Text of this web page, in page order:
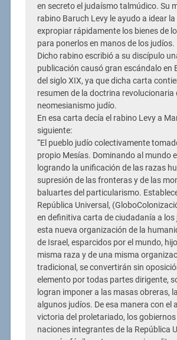
en secreto el judaísmo talmúdico. Su
rabino Baruch Levy le ayudo a idear
expropiar rápidamente los bienes de
para ponerlos en manos de los judíos.
Dicho rabino escribió a su discípulo
publicación causó gran escándalo en
del siglo XIX, ya que dicha carta
resumen de la doctrina revolucionaria
neomesianismo judío.
En esa carta decía el rabino Levy a
siguiente:
“El pueblo judío colectivamente
propio Mesías. Dominando al mundo
logrando la unificación de las razas
supresión de las fronteras y de las
baluartes del particularismo.
República Universal,
en definitiva carta de ciudadanía a los
esta nueva organización de la
de Israel, esparcidos por el mundo,
misma raza y de una misma
tradicional, se convertirán sin
elemento por todas partes dirigente,
logran imponer a las masas obreras,
algunos judíos. De esa manera con el
victoria del proletariado, los gobiernos
naciones integrantes de la República